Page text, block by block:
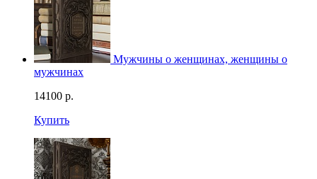
Мужчины о женщинах, женщины о
мужчинах
14100 р.
Купить